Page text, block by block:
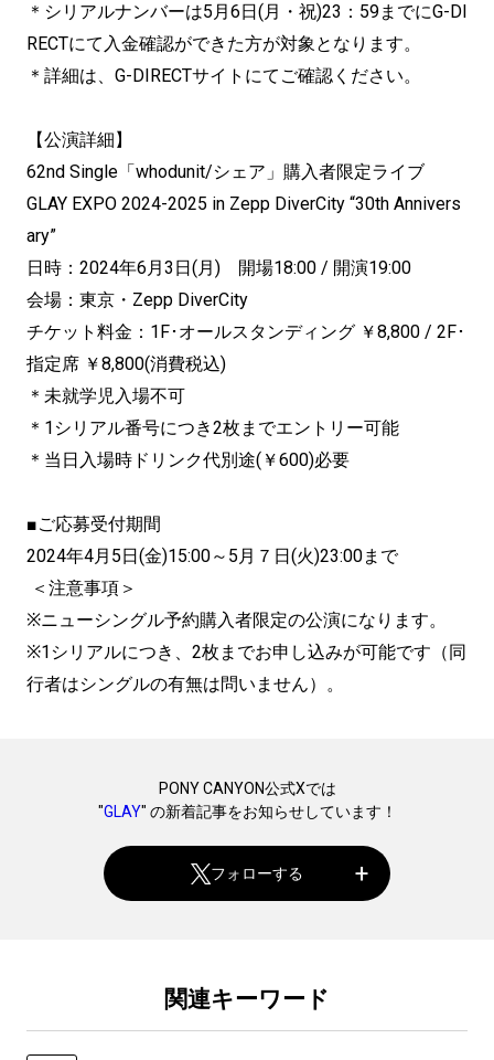
＊シリアルナンバーは5月6日(月・祝)23：59までにG-DI
RECTにて入金確認ができた方が対象となります。
＊詳細は、G-DIRECTサイトにてご確認ください。
【公演詳細】
62nd Single「whodunit/シェア」購入者限定ライブ
GLAY EXPO 2024-2025 in Zepp DiverCity “30th Annivers
ary”
日時：2024年6月3日(月) 開場18:00 / 開演19:00
会場：東京・Zepp DiverCity
チケット料金：1F･オールスタンディング ￥8,800 / 2F･
指定席 ￥8,800(消費税込)
＊未就学児入場不可
＊1シリアル番号につき2枚までエントリー可能
＊当日入場時ドリンク代別途(￥600)必要
■ご応募受付期間
2024年4月5日(金)15:00～5月７日(火)23:00まで
＜注意事項＞
※ニューシングル予約購入者限定の公演になります。
※1シリアルにつき、2枚までお申し込みが可能です（同
行者はシングルの有無は問いません）。
PONY CANYON公式Xでは
"GLAY" の新着記事をお知らせしています！
フォローする
関連キーワード